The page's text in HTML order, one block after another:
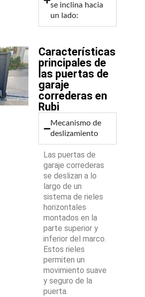
se inclina hacia
un lado:
Características
principales de
las puertas de
garaje
correderas en
Rubi
Mecanismo de
deslizamiento
Las puertas de
garaje correderas
se deslizan a lo
largo de un
sistema de rieles
horizontales
montados en la
parte superior y
inferior del marco.
Estos rieles
permiten un
movimiento suave
y seguro de la
puerta.